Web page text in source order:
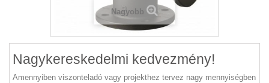
Nagyobb
Nagykereskedelmi kedvezmény!
Amennyiben viszonteladó vagy projekthez tervez nagy mennyiségben